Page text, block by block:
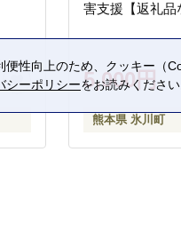
害支援【返礼品
5,000円
熊本県 氷川町
便性向上のため、クッキー（
シーポリシーをお読みください